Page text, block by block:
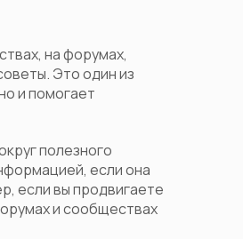
на форумах,
Это один из
и помогает
полезного
если она
если вы продвигаете
и сообществах